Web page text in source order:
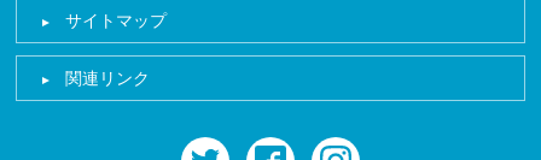
サイトマップ
関連リンク
twitter facebook